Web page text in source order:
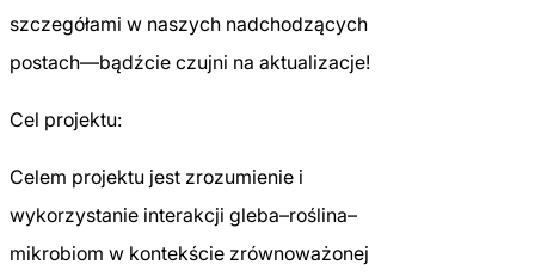
szczegółami w naszych nadchodzących
postach—bądźcie czujni na aktualizacje!
Cel projektu:
Celem projektu jest zrozumienie i
wykorzystanie interakcji gleba–roślina–
mikrobiom w kontekście zrównoważonej